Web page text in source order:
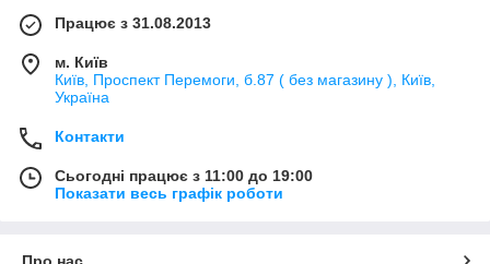
Працює з 31.08.2013
м. Київ
Київ, Проспект Перемоги, б.87 ( без магазину ), Київ,
Україна
Контакти
Сьогодні працює з 11:00 до 19:00
Показати весь графік роботи